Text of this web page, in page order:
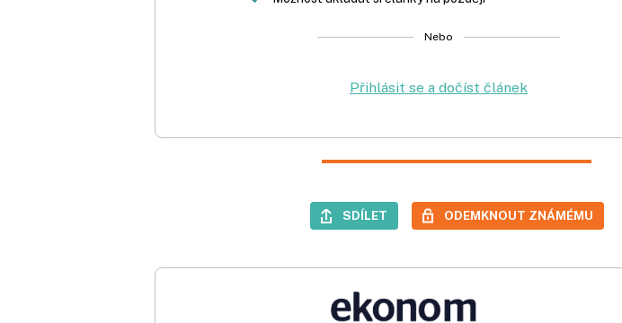
Nebo
Přihlásit se a dočíst článek
SDÍLET ODEMKNOUT ZNÁMÉMU